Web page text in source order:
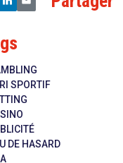
SPORTIF
DE HASARD